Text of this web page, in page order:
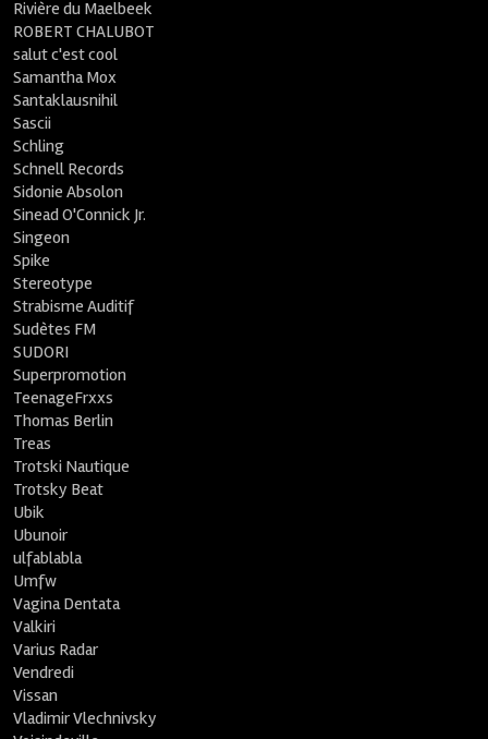
Rivière du Maelbeek
ROBERT CHALUBOT
salut c'est cool
Samantha Mox
Santaklausnihil
Sascii
Schling
Schnell Records
Sidonie Absolon
Sinead O'Connick Jr.
Singeon
Spike
Stereotype
Strabisme Auditif
Sudètes FM
SUDORI
Superpromotion
TeenageFrxxs
Thomas Berlin
Treas
Trotski Nautique
Trotsky Beat
Ubik
Ubunoir
ulfablabla
Umfw
Vagina Dentata
Valkiri
Varius Radar
Vendredi
Vissan
Vladimir Vlechnivsky